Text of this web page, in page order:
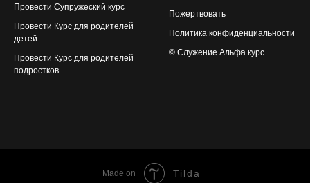
Провести Супружеский курс
Провести Курс для родителей
детей
Провести Курс для родителей
подростков
Пожертвовать
Политика конфиденциальности
© Служение Альфа курс.
Made on Tilda